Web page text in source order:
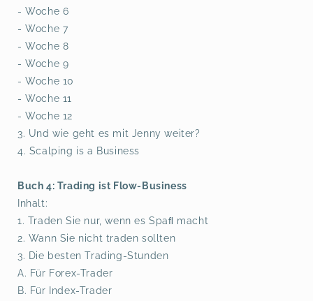
- Woche 6
- Woche 7
- Woche 8
- Woche 9
- Woche 10
- Woche 11
- Woche 12
3. Und wie geht es mit Jenny weiter?
4. Scalping is a Business
Buch 4: Trading ist Flow-Business
Inhalt:
1. Traden Sie nur, wenn es Spaﬂ macht
2. Wann Sie nicht traden sollten
3. Die besten Trading-Stunden
A. Für Forex-Trader
B. Für Index-Trader